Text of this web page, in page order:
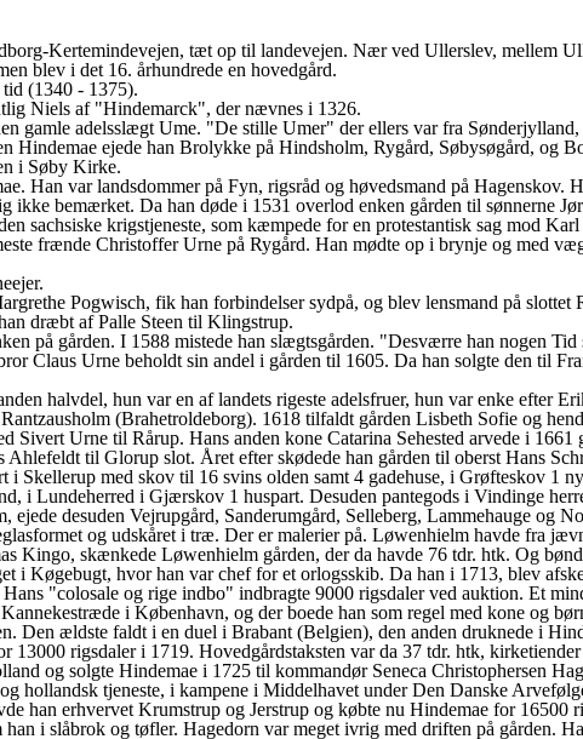
Kertemindevejen, tæt op til landevejen. Nær ved Ullerslev, mellem
blev i det 16. århundrede en hovedgård.
(1340 - 1375).
Niels af "Hindemarck", der nævnes i 1326.
gamle adelsslægt Ume. "De stille Umer" der ellers var fra
Hindemae ejede han Brolykke på Hindsholm, Rygård, Søbysøgård, og
i Søby Kirke.
Han var landsdommer på Fyn, rigsråd og høvedsmand på
ikke bemærket. Da han døde i 1531 overlod enken gården til sønnerne
sachsiske krigstjeneste, som kæmpede for en protestantisk sag mod
frænde Christoffer Urne på Rygård. Han mødte op i brynje og med
Pogwisch, fik han forbindelser sydpå, og blev lensmand på
dræbt af Palle Steen til Klingstrup.
på gården. I 1588 mistede han slægtsgården. "Desværre han nogen
Claus Urne beholdt sin andel i gården til 1605. Da han solgte den til
halvdel, hun var en af landets rigeste adelsfruer, hun var enke efter
(Brahetroldeborg). 1618 tilfaldt gården Lisbeth Sofie og
Urne til Rårup. Hans anden kone Catarina Sehested arvede i
Ahlefeldt til Glorup slot. Året efter skødede han gården til oberst Hans
i Skellerup med skov til 16 svins olden samt 4 gadehuse, i Grøfteskov
i Lundeherred i Gjærskov 1 huspart. Desuden pantegods i Vindinge
ejede desuden Vejrupgård, Sanderumgård, Selleberg, Lammehauge
og udskåret i træ. Der er malerier på. Løwenhielm havde fra
Kingo, skænkede Løwenhielm gården, der da havde 76 tdr. htk. Og
i Køgebugt, hvor han var chef for et orlogsskib. Da han i 1713, blev
"colosale og rige indbo" indbragte 9000 rigsdaler ved auktion. Et
i København, og der boede han som regel med kone og
Den ældste faldt i en duel i Brabant (Belgien), den anden druknede i
13000 rigsdaler i 1719. Hovedgårdstaksten var da 37 tdr. htk,
og solgte Hindemae i 1725 til kommandør Seneca Christophersen
hollandsk tjeneste, i kampene i Middelhavet under Den Danske
han erhvervet Krumstrup og Jerstrup og købte nu Hindemae for 16500
i slåbrok og tøfler. Hagedorn var meget ivrig med driften på gården.